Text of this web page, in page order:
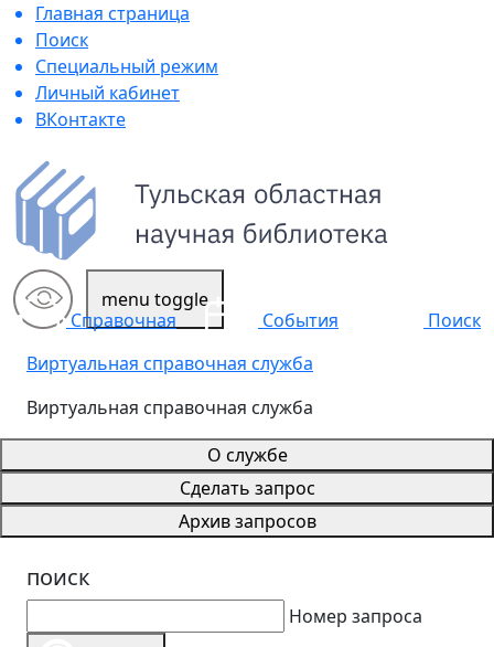
Главная страница
Поиск
Специальный режим
Личный кабинет
ВКонтакте
menu toggle
Справочная
События
Поиск
Виртуальная справочная служба
Виртуальная справочная служба
О службе
Сделать запрос
Архив запросов
поиск
Номер запроса